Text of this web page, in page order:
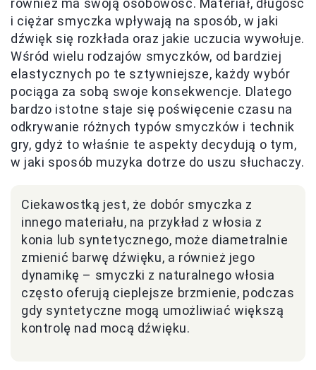
również ma swoją osobowość. Materiał, długość
i ciężar smyczka wpływają na sposób, w jaki
dźwięk się rozkłada oraz jakie uczucia wywołuje.
Wśród wielu rodzajów smyczków, od bardziej
elastycznych po te sztywniejsze, każdy wybór
pociąga za sobą swoje konsekwencje. Dlatego
bardzo istotne staje się poświęcenie czasu na
odkrywanie różnych typów smyczków i technik
gry, gdyż to właśnie te aspekty decydują o tym,
w jaki sposób muzyka dotrze do uszu słuchaczy.
Ciekawostką jest, że dobór smyczka z
innego materiału, na przykład z włosia z
konia lub syntetycznego, może diametralnie
zmienić barwę dźwięku, a również jego
dynamikę – smyczki z naturalnego włosia
często oferują cieplejsze brzmienie, podczas
gdy syntetyczne mogą umożliwiać większą
kontrolę nad mocą dźwięku.